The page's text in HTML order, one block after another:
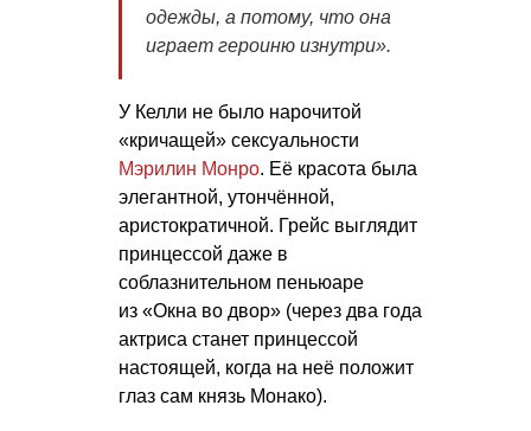
одежды, а потому, что она
играет героиню изнутри».
У Келли не было нарочитой
«кричащей» сексуальности
Мэрилин Монро. Её красота была
элегантной, утончённой,
аристократичной. Грейс выглядит
принцессой даже в
соблазнительном пеньюаре
из «Окна во двор» (через два года
актриса станет принцессой
настоящей, когда на неё положит
глаз сам князь Монако).